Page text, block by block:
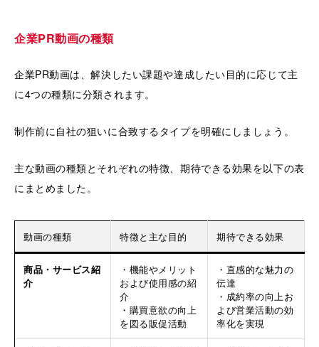
企業PR動画の種類
企業PR動画は、解決したい課題や達成したい目的に応じて主
に4つの種類に分類されます。
制作前に自社の狙いに合致するタイプを明確にしましょう。
主な動画の種類とそれぞれの特徴、期待できる効果を以下の表
にまとめました。
動画の種類 特徴と主な目的 期待できる効果
商品・サービス紹
介
・機能やメリット
および使用感の紹
介
・購買意欲の向上
を図る販促活動
・直感的な魅力の
伝達
・成約率の向上お
よび営業活動の効
率化を実現